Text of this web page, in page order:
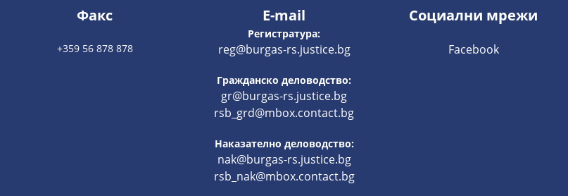
Факс
+359 56 878 878
E-mail
Регистратура:
reg@burgas-rs.justice.bg
Гражданско деловодство:
gr@burgas-rs.justice.bg
rsb_grd@mbox.contact.bg
Наказателно деловодство:
nak@burgas-rs.justice.bg
rsb_nak@mbox.contact.bg
Социални мрежи
Facebook